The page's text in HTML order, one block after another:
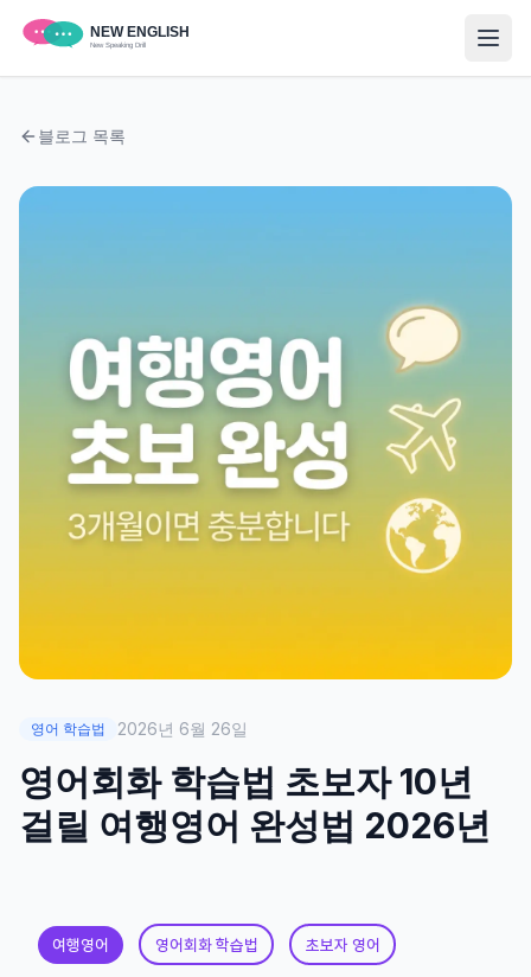
블로그 목록
영어 학습법 2026년 6월 26일
영어회화 학습법 초보자 10년
걸릴 여행영어 완성법 2026년
여행영어 영어회화 학습법 초보자 영어